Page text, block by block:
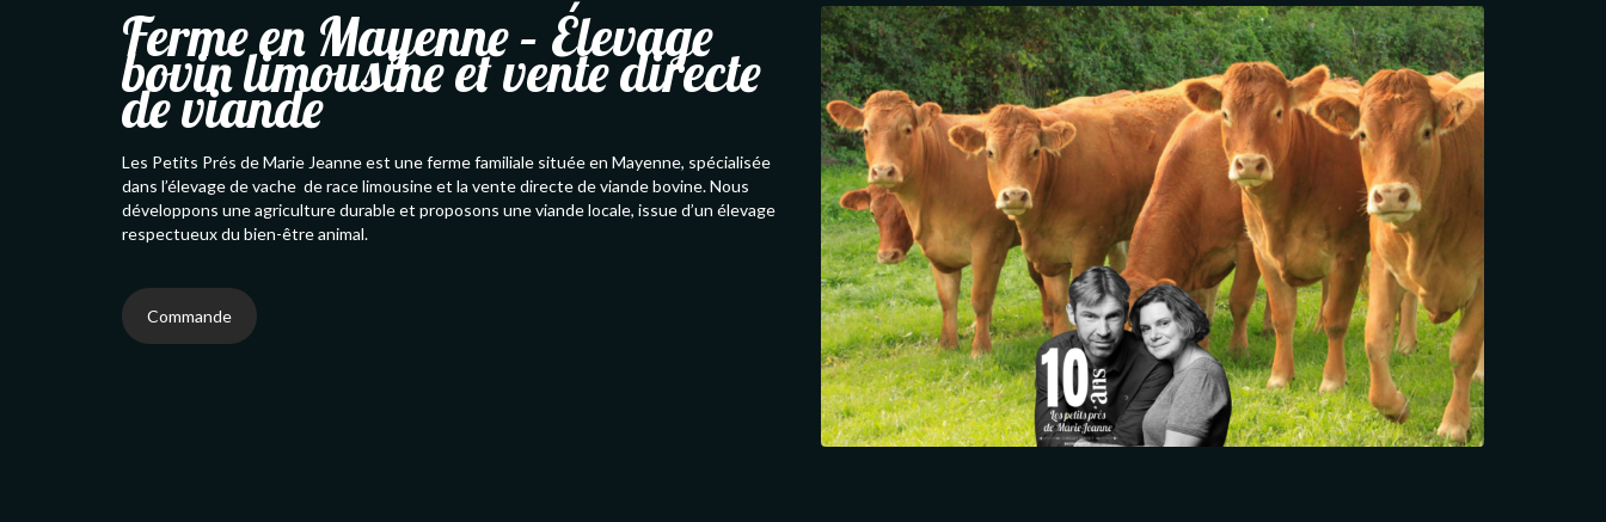
Ferme en Mayenne – Élevage
bovin limousine et vente directe
de viande
Les Petits Prés de Marie Jeanne est une ferme familiale située en Mayenne, spécialisée
dans l’élevage de vache de race limousine et la vente directe de viande bovine. Nous
développons une agriculture durable et proposons une viande locale, issue d’un élevage
respectueux du bien-être animal.
Commande